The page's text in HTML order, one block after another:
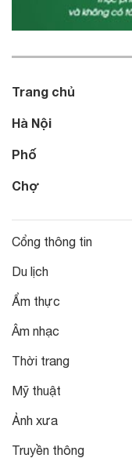
Trang chủ
Hà Nội
Phố
Chợ
Cổng thông tin
Du lịch
Ẩm thực
Âm nhạc
Thời trang
Mỹ thuật
Ảnh xưa
Truyền thông